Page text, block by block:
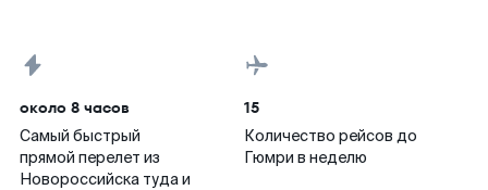
около 8 часов
Самый быстрый
прямой перелет из
Новороссийска туда и
15
Количество рейсов до
Гюмри в неделю